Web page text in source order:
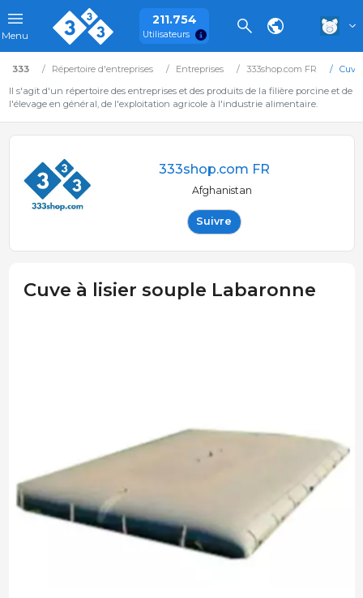
Menu
211.754
Utilisateurs
333 Répertoire d'entreprises Entreprises 333shop.com FR
Il s'agit d'un répertoire des entreprises et des produits de la filière porcine et de
l'élevage en général, de l'exploitation agricole à l'industrie alimentaire.
333shop.com FR
Afghanistan
Suivre
Cuve à lisier souple Labaronne